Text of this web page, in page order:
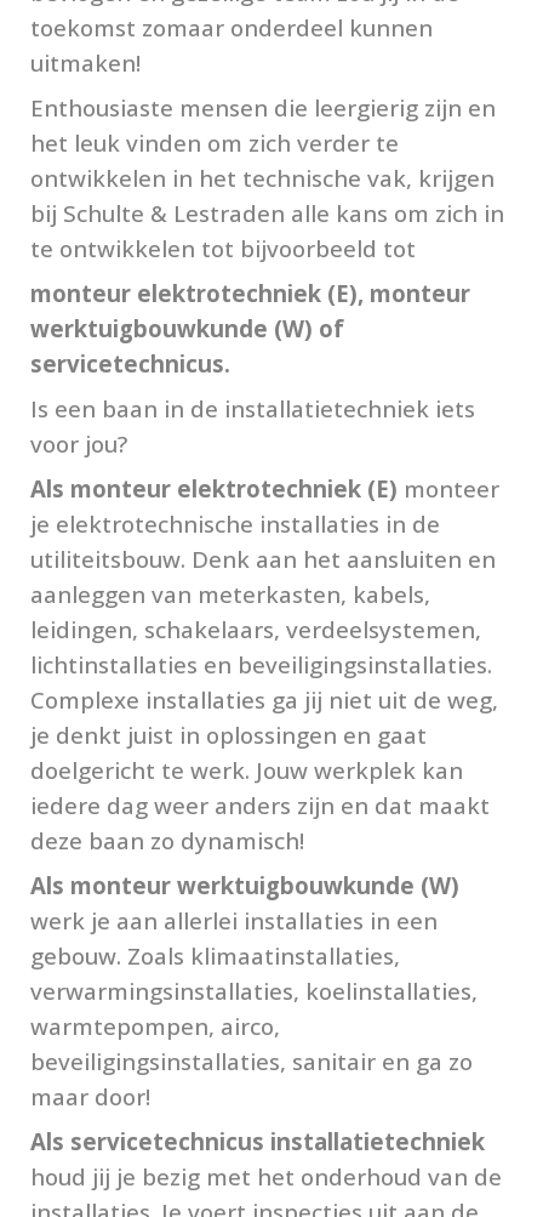
toekomst zomaar onderdeel kunnen
uitmaken!
Enthousiaste mensen die leergierig zijn en
het leuk vinden om zich verder te
ontwikkelen in het technische vak, krijgen
bij Schulte & Lestraden alle kans om zich in
te ontwikkelen tot bijvoorbeeld tot
monteur elektrotechniek (E), monteur
werktuigbouwkunde (W) of
servicetechnicus.
Is een baan in de installatietechniek iets
voor jou?
Als monteur elektrotechniek (E) monteer
je elektrotechnische installaties in de
utiliteitsbouw. Denk aan het aansluiten en
aanleggen van meterkasten, kabels,
leidingen, schakelaars, verdeelsystemen,
lichtinstallaties en beveiligingsinstallaties.
Complexe installaties ga jij niet uit de weg,
je denkt juist in oplossingen en gaat
doelgericht te werk. Jouw werkplek kan
iedere dag weer anders zijn en dat maakt
deze baan zo dynamisch!
Als monteur werktuigbouwkunde (W)
werk je aan allerlei installaties in een
gebouw. Zoals klimaatinstallaties,
verwarmingsinstallaties, koelinstallaties,
warmtepompen, airco,
beveiligingsinstallaties, sanitair en ga zo
maar door!
houd jij je bezig met het onderhoud van de